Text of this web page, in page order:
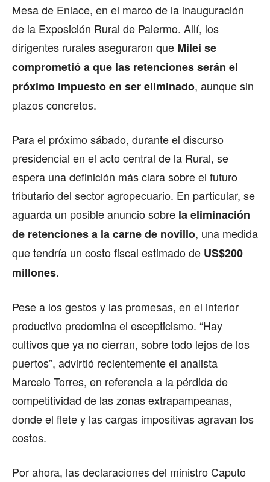
Mesa de Enlace, en el marco de la inauguración
de la Exposición Rural de Palermo. Allí, los
dirigentes rurales aseguraron que Milei se
comprometió a que las retenciones serán el
próximo impuesto en ser eliminado, aunque sin
plazos concretos.
Para el próximo sábado, durante el discurso
presidencial en el acto central de la Rural, se
espera una definición más clara sobre el futuro
tributario del sector agropecuario. En particular, se
aguarda un posible anuncio sobre la eliminación
de retenciones a la carne de novillo, una medida
que tendría un costo fiscal estimado de US$200
millones.
Pese a los gestos y las promesas, en el interior
productivo predomina el escepticismo. “Hay
cultivos que ya no cierran, sobre todo lejos de los
puertos”, advirtió recientemente el analista
Marcelo Torres, en referencia a la pérdida de
competitividad de las zonas extrapampeanas,
donde el flete y las cargas impositivas agravan los
costos.
Por ahora, las declaraciones del ministro Caputo